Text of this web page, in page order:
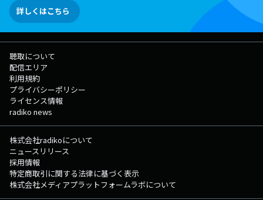
詳しくはこちら
聴取について
配信エリア
利用規約
プライバシーポリシー
ライセンス情報
radiko news
株式会社radikoについて
ニュースリリース
採用情報
特定商取引に関する法律に基づく表示
株式会社メディアプラットフォームラボについて